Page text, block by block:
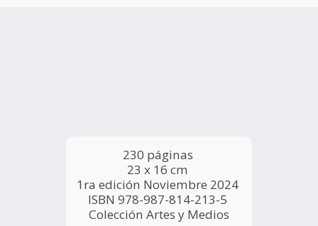
230 páginas
23 x 16 cm
1ra edición Noviembre 2024
ISBN 978-987-814-213-5
Colección Artes y Medios